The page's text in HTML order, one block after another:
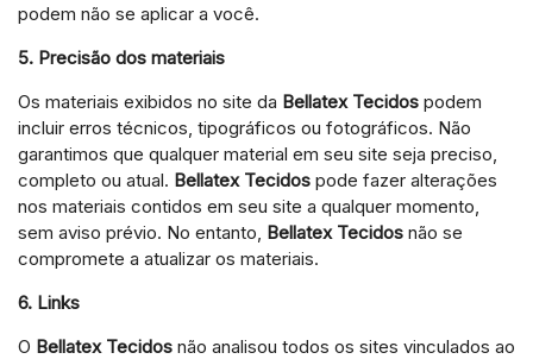
podem não se aplicar a você.
5. Precisão dos materiais
Os materiais exibidos no site da Bellatex Tecidos podem
incluir erros técnicos, tipográficos ou fotográficos. Não
garantimos que qualquer material em seu site seja preciso,
completo ou atual. Bellatex Tecidos pode fazer alterações
nos materiais contidos em seu site a qualquer momento,
sem aviso prévio. No entanto, Bellatex Tecidos não se
compromete a atualizar os materiais.
6. Links
O Bellatex Tecidos não analisou todos os sites vinculados ao